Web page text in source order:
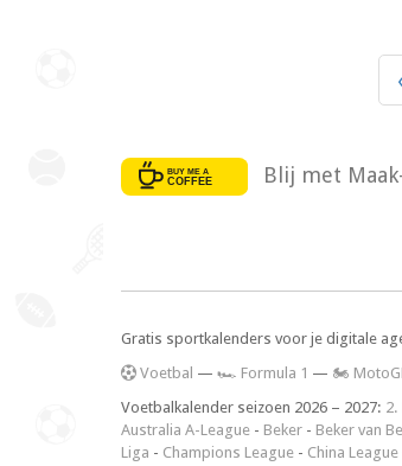
Blij met
Gratis sportkalenders voor je digitale
Voetbal — 🏎️ Formula 1 — 🏍
Voetbalkalender seizoen 2026 – 2027: 2.
Australia A-League - Beker - Beker van
Liga - Champions League - China